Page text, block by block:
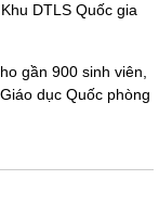
DTLS Quốc gia
gần 900 sinh viên,
dục Quốc phòng